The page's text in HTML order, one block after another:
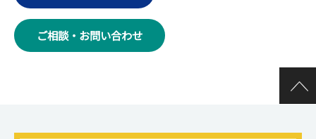
ご相談・お問い合わせ